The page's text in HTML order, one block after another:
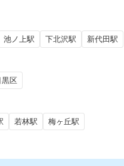
池ノ上駅 下北沢駅 新代田駅
黒区
若林駅 梅ヶ丘駅